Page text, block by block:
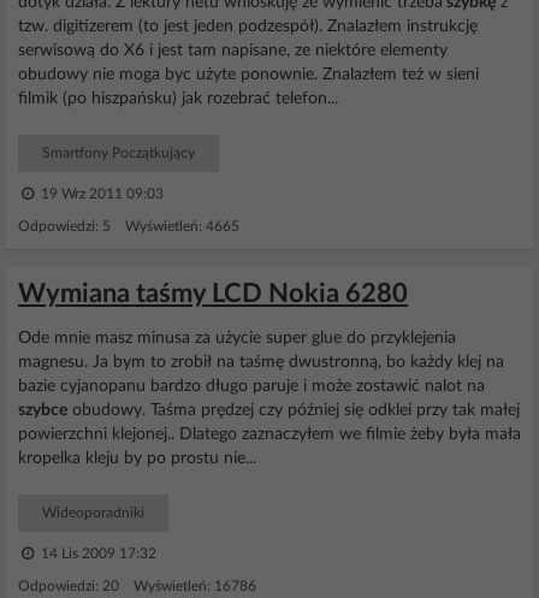
tzw. digitizerem (to jest jeden podzespół). Znalazłem instrukcję
serwisową do X6 i jest tam napisane, ze niektóre elementy
obudowy nie moga byc użyte ponownie. Znalazłem też w sieni
filmik (po hiszpańsku) jak rozebrać telefon...
Smartfony Początkujący
19 Wrz 2011 09:03
Odpowiedzi: 5 Wyświetleń: 4665
Wymiana taśmy LCD Nokia 6280
Ode mnie masz minusa za użycie super glue do przyklejenia
magnesu. Ja bym to zrobił na taśmę dwustronną, bo każdy klej na
bazie cyjanopanu bardzo długo paruje i może zostawić nalot na
szybce obudowy. Taśma prędzej czy później się odklei przy tak małej
powierzchni klejonej.. Dlatego zaznaczyłem we filmie żeby była mała
kropelka kleju by po prostu nie...
Wideoporadniki
14 Lis 2009 17:32
Odpowiedzi: 20 Wyświetleń: 16786